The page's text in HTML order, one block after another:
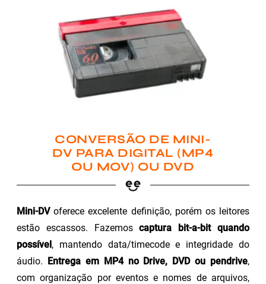
CONVERSÃO DE MINI-
DV PARA DIGITAL (MP4
OU MOV) OU DVD
Mini-DVoferece excelente definição, porém os leitores
estão escassos. Fazemoscaptura bit-a-bit quando
possível, mantendo data/timecode e integridade do
áudio. Entrega em MP4 no Drive, DVD ou pendrive,
com organização por eventos e nomes de arquivos,